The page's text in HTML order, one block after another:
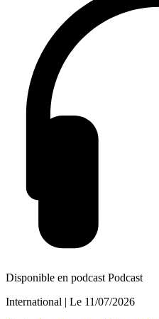
Disponible en podcast Podcast
International | Le 11/07/2026